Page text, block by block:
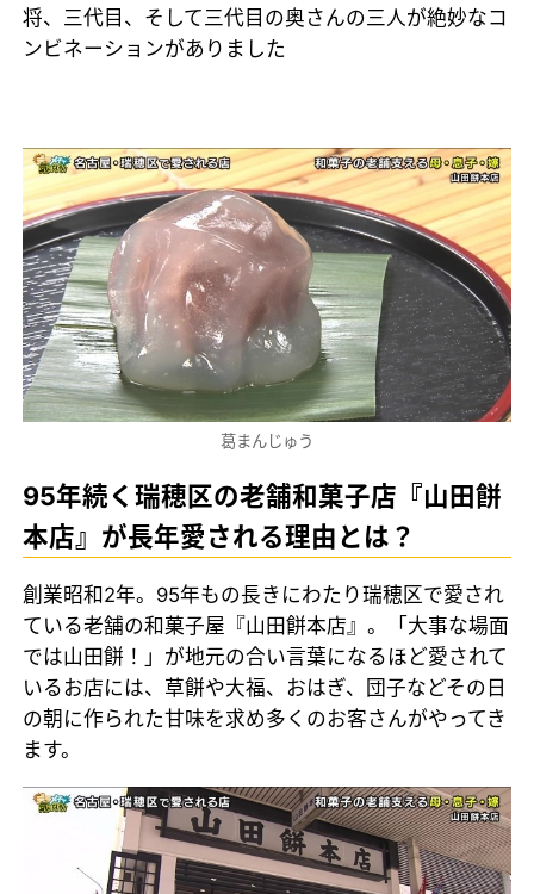
将、三代目、そして三代目の奥さんの三人が絶妙なコ
ンビネーションがありました
葛まんじゅう
95年続く瑞穂区の老舗和菓子店『山田餅
本店』が長年愛される理由とは？
創業昭和2年。95年もの長きにわたり瑞穂区で愛され
ている老舗の和菓子屋『山田餅本店』。「大事な場面
では山田餅！」が地元の合い言葉になるほど愛されて
いるお店には、草餅や大福、おはぎ、団子などその日
の朝に作られた甘味を求め多くのお客さんがやってき
ます。